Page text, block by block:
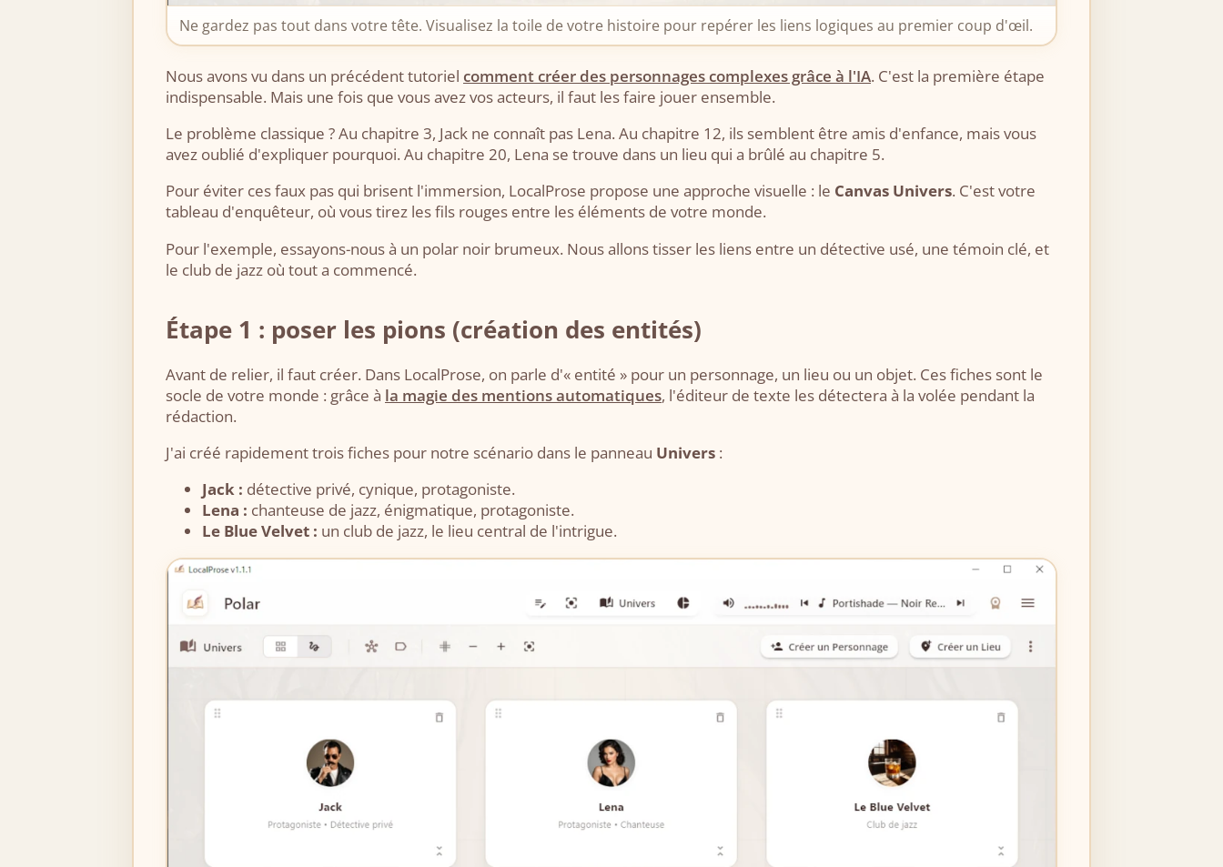
Ne gardez pas tout dans votre tête. Visualisez la toile de votre histoire pour repérer les liens logiques au premier coup d'œil.
Nous avons vu dans un précédent tutoriel comment créer des personnages complexes grâce à l'IA. C'est la première étape
indispensable. Mais une fois que vous avez vos acteurs, il faut les faire jouer ensemble.
Le problème classique ? Au chapitre 3, Jack ne connaît pas Lena. Au chapitre 12, ils semblent être amis d'enfance, mais vous
avez oublié d'expliquer pourquoi. Au chapitre 20, Lena se trouve dans un lieu qui a brûlé au chapitre 5.
Pour éviter ces faux pas qui brisent l'immersion, LocalProse propose une approche visuelle : le Canvas Univers. C'est votre
tableau d'enquêteur, où vous tirez les fils rouges entre les éléments de votre monde.
Pour l'exemple, essayons-nous à un polar noir brumeux. Nous allons tisser les liens entre un détective usé, une témoin clé, et
le club de jazz où tout a commencé.
Étape 1 : poser les pions (création des entités)
Avant de relier, il faut créer. Dans LocalProse, on parle d'« entité » pour un personnage, un lieu ou un objet. Ces fiches sont le
socle de votre monde : grâce à la magie des mentions automatiques, l'éditeur de texte les détectera à la volée pendant la
rédaction.
J'ai créé rapidement trois fiches pour notre scénario dans le panneau Univers :
Jack : détective privé, cynique, protagoniste.
Lena : chanteuse de jazz, énigmatique, protagoniste.
Le Blue Velvet : un club de jazz, le lieu central de l'intrigue.